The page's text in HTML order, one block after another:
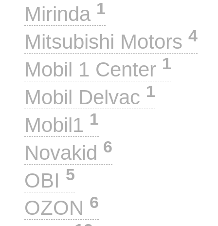
Mirinda 1
Mitsubishi Motors 4
Mobil 1 Center 1
Mobil Delvac 1
Mobil1 1
Novakid 6
OBI 5
OZON 6